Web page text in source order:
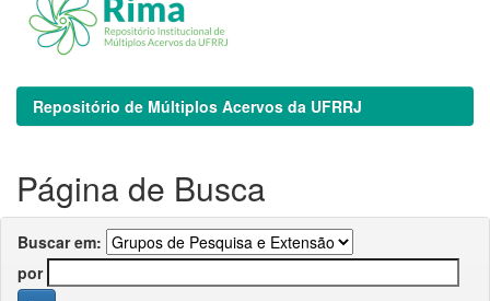
Repositório de Múltiplos Acervos da UFRRJ
Página de Busca
Buscar em:
por